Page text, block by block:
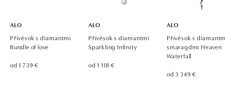
ALO
Přívěsok s diamantmi
Bundle of love
od 1 739 €
ALO
Přívěsok s diamantmi
Sparkling Infinity
od 1 118 €
ALO
Přívěsok s
smaragdmi Heaven
Waterfall
od 3 349 €